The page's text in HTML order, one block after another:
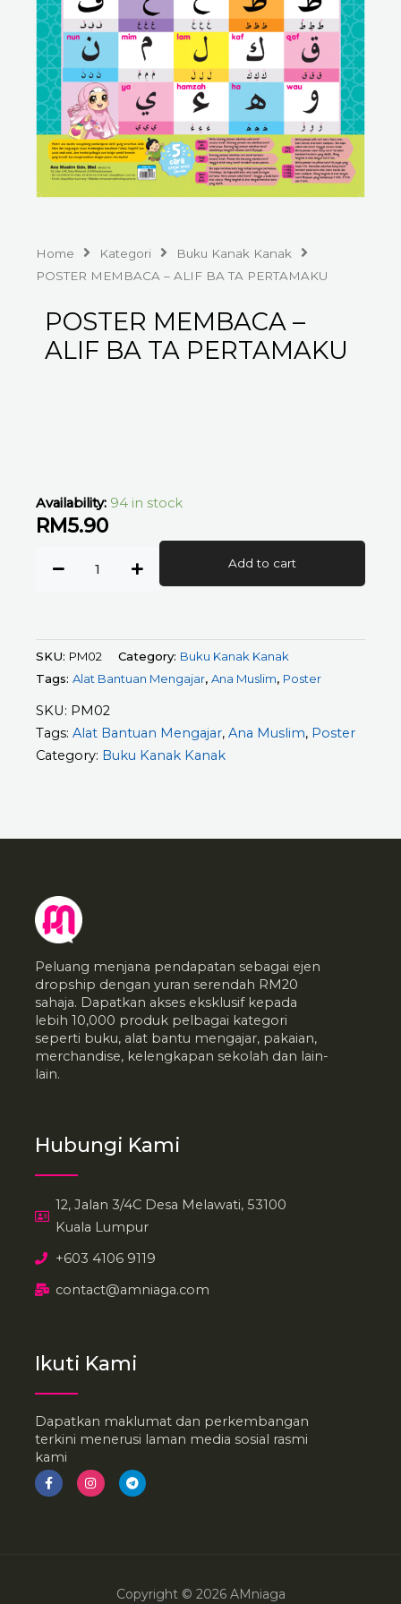
Home Kategori
Buku Kanak Kanak
POSTER MEMBACA – ALIF BA TA PERTAMAKU
POSTER MEMBACA –
ALIF BA TA PERTAMAKU
Availability: 94 in stock
RM5.90
MEMBACA
BA
TA
PERTAMAKU
quantity
Add to cart
SKU: PM02 Category: Buku Kanak Kanak
Tags: Alat Bantuan Mengajar, Ana Muslim, Poster
SKU: PM02
Tags: Alat Bantuan Mengajar, Ana Muslim, Poster
Category: Buku Kanak Kanak
Peluang menjana pendapatan sebagai ejen
dropship dengan yuran serendah RM20
sahaja. Dapatkan akses eksklusif kepada
lebih 10,000 produk pelbagai kategori
seperti buku, alat bantu mengajar, pakaian,
merchandise, kelengkapan sekolah dan lain-
lain.
Hubungi Kami
12, Jalan 3/4C Desa Melawati, 53100
Kuala Lumpur
+603 4106 9119
contact@amniaga.com
Ikuti Kami
Dapatkan maklumat dan perkembangan
terkini menerusi laman media sosial rasmi
kami
F
a
c
I
n
s
T
e
l
Copyright © 2026 AMniaga